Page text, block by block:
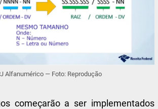
Alfanumérico — Foto: Reprodução
começarão a ser implementados